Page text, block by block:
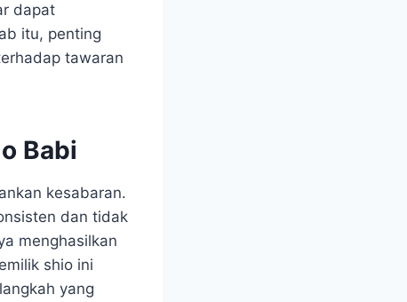
dapat
itu, penting
tawaran
Babi
kesabaran.
dan tidak
menghasilkan
shio ini
yang